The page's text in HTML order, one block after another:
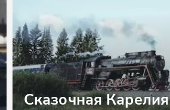
Сказочная Карелия